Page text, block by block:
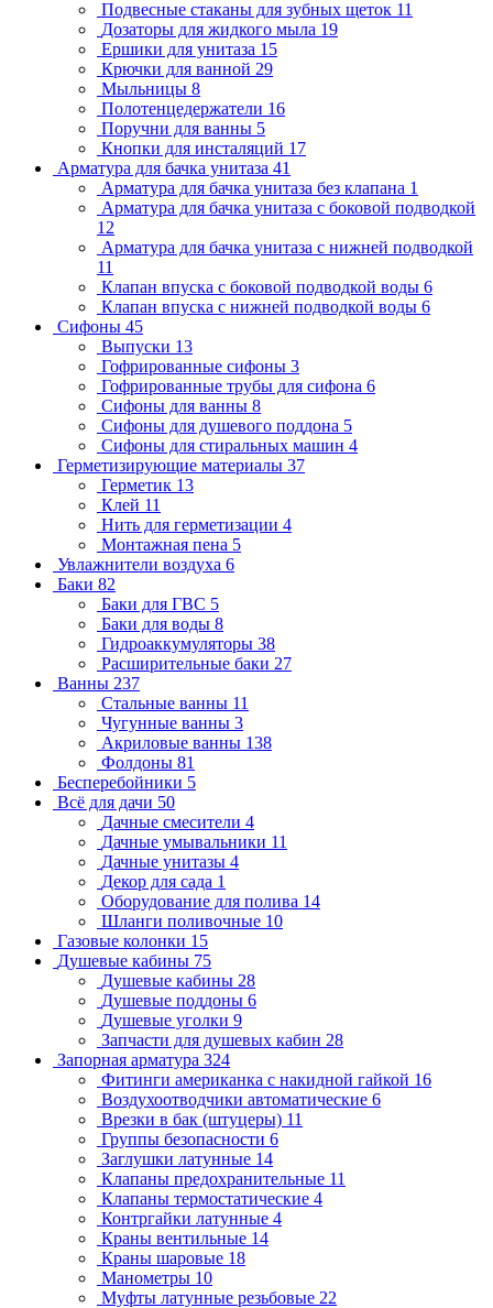
Подвесные стаканы для зубных щеток 11
Дозаторы для жидкого мыла 19
Ершики для унитаза 15
Крючки для ванной 29
Мыльницы 8
Полотенцедержатели 16
Поручни для ванны 5
Кнопки для инсталяций 17
Арматура для бачка унитаза 41
Арматура для бачка унитаза без клапана 1
Арматура для бачка унитаза с боковой подводкой
12
Арматура для бачка унитаза с нижней подводкой
11
Клапан впуска с боковой подводкой воды 6
Клапан впуска с нижней подводкой воды 6
Сифоны 45
Выпуски 13
Гофрированные сифоны 3
Гофрированные трубы для сифона 6
Сифоны для ванны 8
Сифоны для душевого поддона 5
Сифоны для стиральных машин 4
Герметизирующие материалы 37
Герметик 13
Клей 11
Нить для герметизации 4
Монтажная пена 5
Увлажнители воздуха 6
Баки 82
Баки для ГВС 5
Баки для воды 8
Гидроаккумуляторы 38
Расширительные баки 27
Ванны 237
Стальные ванны 11
Чугунные ванны 3
Акриловые ванны 138
Фолдоны 81
Бесперебойники 5
Всё для дачи 50
Дачные смесители 4
Дачные умывальники 11
Дачные унитазы 4
Декор для сада 1
Оборудование для полива 14
Шланги поливочные 10
Газовые колонки 15
Душевые кабины 75
Душевые кабины 28
Душевые поддоны 6
Душевые уголки 9
Запчасти для душевых кабин 28
Запорная арматура 324
Фитинги американка с накидной гайкой 16
Воздухоотводчики автоматические 6
Врезки в бак (штуцеры) 11
Группы безопасности 6
Заглушки латунные 14
Клапаны предохранительные 11
Клапаны термостатические 4
Контргайки латунные 4
Краны вентильные 14
Краны шаровые 18
Манометры 10
Муфты латунные резьбовые 22